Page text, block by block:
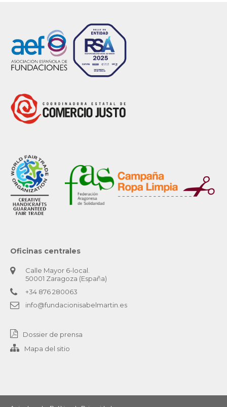
Oficinas centrales
Calle Mayor 6-local.
50001 Zaragoza (España)
+34 876 280063
info@fundacionisabelmartin.es
Dossier de prensa
Mapa del sitio